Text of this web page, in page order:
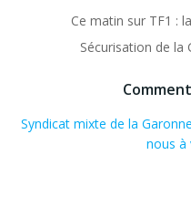
Ce matin sur TF1 :
Sécurisation de la
Syndicat mixte de la
nous à